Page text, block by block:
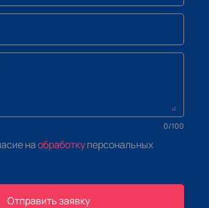
0/100
наобработкуперсональных
Отправить заявку